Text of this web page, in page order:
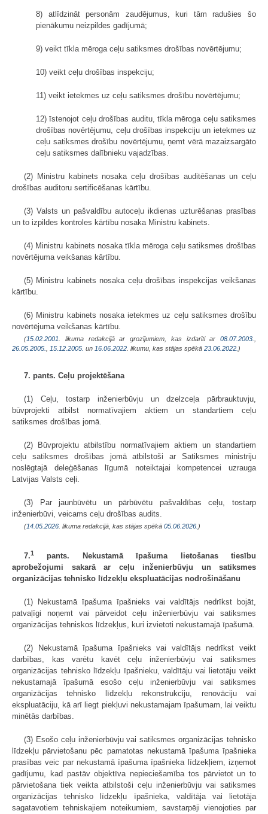
8) atlīdzināt personām zaudējumus, kuri tām radušies šo
pienākumu neizpildes gadījumā;
9) veikt tīkla mēroga ceļu satiksmes drošības novērtējumu;
10) veikt ceļu drošības inspekciju;
11) veikt ietekmes uz ceļu satiksmes drošību novērtējumu;
12) īstenojot ceļu drošības auditu, tīkla mēroga ceļu satiksmes
drošības novērtējumu, ceļu drošības inspekciju un ietekmes uz
ceļu satiksmes drošību novērtējumu, ņemt vērā mazaizsargāto
ceļu satiksmes dalībnieku vajadzības.
(2) Ministru kabinets nosaka ceļu drošības auditēšanas un ceļu
drošības auditoru sertificēšanas kārtību.
(3) Valsts un pašvaldību autoceļu ikdienas uzturēšanas prasības
un to izpildes kontroles kārtību nosaka Ministru kabinets.
(4) Ministru kabinets nosaka tīkla mēroga ceļu satiksmes drošības
novērtējuma veikšanas kārtību.
(5) Ministru kabinets nosaka ceļu drošības inspekcijas veikšanas
kārtību.
(6) Ministru kabinets nosaka ietekmes uz ceļu satiksmes drošību
novērtējuma veikšanas kārtību.
(15.02.2001 . likuma redakcijā ar grozījumiem, kas izdarīti ar 08.07.2003.
26.05.2005.
15.12.2005. un 16.06.2022 . likumu, kas stājas spēkā 23.06.2022. )
7. pants. Ceļu projektēšana
(1) Ceļu, tostarp inženierbūvju un dzelzceļa pārbrauktuvju,
būvprojekti atbilst normatīvajiem aktiem un standartiem ceļu
satiksmes drošības jomā.
(2) Būvprojektu atbilstību normatīvajiem aktiem un standartiem
ceļu satiksmes drošības jomā atbilstoši ar Satiksmes ministriju
noslēgtajā deleģēšanas līgumā noteiktajai kompetencei uzrauga
Latvijas Valsts ceļi.
(3) Par jaunbūvētu un pārbūvētu pašvaldības ceļu, tostarp
inženierbūvi, veicams ceļu drošības audits.
(14.05.2026 . likuma redakcijā, kas stājas spēkā 05.06.2026. )
7.1
pants. Nekustamā īpašuma lietošanas tiesību
aprobežojumi sakarā ar ceļu inženierbūvju un satiksmes
organizācijas tehnisko līdzekļu ekspluatācijas nodrošināšanu
(1) Nekustamā īpašuma īpašnieks vai valdītājs nedrīkst bojāt,
patvaļīgi noņemt vai pārveidot ceļu inženierbūvju vai satiksmes
organizācijas tehniskos līdzekļus, kuri izvietoti nekustamajā īpašumā.
(2) Nekustamā īpašuma īpašnieks vai valdītājs nedrīkst veikt
darbības, kas varētu kavēt ceļu inženierbūvju vai satiksmes
organizācijas tehnisko līdzekļu īpašnieku, valdītāju vai lietotāju veikt
nekustamajā īpašumā esošo ceļu inženierbūvju vai satiksmes
organizācijas tehnisko līdzekļu rekonstrukciju, renovāciju vai
ekspluatāciju, kā arī liegt piekļuvi nekustamajam īpašumam, lai veiktu
minētās darbības.
(3) Esošo ceļu inženierbūvju vai satiksmes organizācijas tehnisko
līdzekļu pārvietošanu pēc pamatotas nekustamā īpašuma īpašnieka
prasības veic par nekustamā īpašuma īpašnieka līdzekļiem, izņemot
gadījumu, kad pastāv objektīva nepieciešamība tos pārvietot un to
pārvietošana tiek veikta atbilstoši ceļu inženierbūvju vai satiksmes
organizācijas tehnisko līdzekļu īpašnieka, valdītāja vai lietotāja
sagatavotiem tehniskajiem noteikumiem, savstarpēji vienojoties par